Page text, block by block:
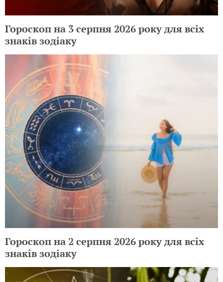
Гороскоп на 3 серпня 2026 року для всіх
знаків зодіаку
Гороскоп на 2 серпня 2026 року для всіх
знаків зодіаку